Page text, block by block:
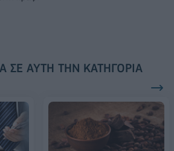
ΣΕ ΑΥΤΉ ΤΗΝ ΚΑΤΗΓΟΡΊΑ